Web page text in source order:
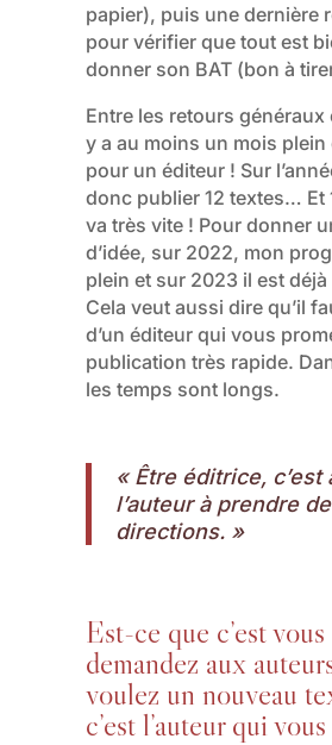
papier), puis une dernière
pour vérifier que tout est
donner son BAT (bon à
Entre les retours généraux
ya au moins un mois plein
pour un éditeur! Sur
donc publier 12 textes… Et
va très vite ! Pour donner
d’idée, sur 2022, mon
plein et sur 2023 il est
Cela veut aussi dire qu’il
d’un éditeur qui vous
publication très rapide.
les temps sont longs.
« Être éditrice, c’est
l’auteur à prendre
directions. »
Est-ce que c’est
demandez aux
voulez un nouveau
c’est l’auteur qui